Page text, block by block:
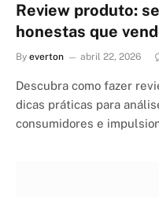
Review produto:
honestas que
By everton abril 22, 2026
Descubra como fazer
dicas práticas para
consumidores e